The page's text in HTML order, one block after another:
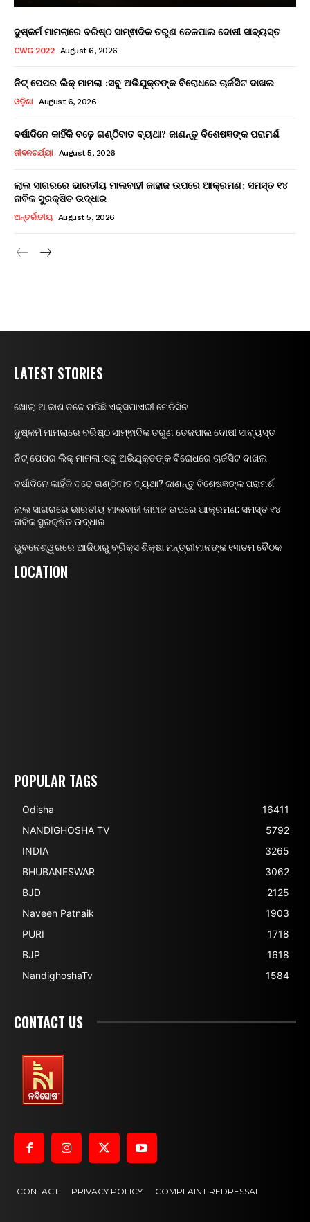
ଦୁଷ୍କର୍ମ ମାମଲାରେ ବରିଷ୍ଠ ସାମ୍ଵାଦିକ ତରୁଣ ତେଜପାଲ ଦୋଷୀ ସାବ୍ୟସ୍ତ
CWG 2022 August 6, 2026
ନିଟ୍ ପେପର ଲିକ୍ ମାମଲା :ସବୁ ଅଭିଯୁକ୍ତଙ୍କ ବିରୋଧରେ ଚାର୍ଜସିଟ ଦାଖଲ
ଓଡ଼ିଶା August 6, 2026
ବର୍ଷାଦିନେ କାହିଁକି ବଢ଼େ ଗଣ୍ଠିବାତ ବ୍ୟଥା? ଜାଣନ୍ତୁ ବିଶେଷଜ୍ଞଙ୍କ ପରାମର୍ଶ
ଜୀବନଚର୍ଯ୍ୟା August 5, 2026
ଲାଲ ସାଗରରେ ଭାରତୀୟ ମାଲବାହୀ ଜାହାଜ ଉପରେ ଆକ୍ରମଣ; ସମସ୍ତ ୧୪
ନାବିକ ସୁରକ୍ଷିତ ଉଦ୍ଧାର
ଅନ୍ତର୍ଜାତୀୟ August 5, 2026
LATEST STORIES
ଖୋଲା ଆକାଶ ତଳେ ପଡିଛି ଏକ୍ସପାଏରୀ ମେଡିସିନ
ଦୁଷ୍କର୍ମ ମାମଲାରେ ବରିଷ୍ଠ ସାମ୍ଵାଦିକ ତରୁଣ ତେଜପାଲ ଦୋଷୀ ସାବ୍ୟସ୍ତ
ନିଟ୍ ପେପର ଲିକ୍ ମାମଲା :ସବୁ ଅଭିଯୁକ୍ତଙ୍କ ବିରୋଧରେ ଚାର୍ଜସିଟ ଦାଖଲ
ବର୍ଷାଦିନେ କାହିଁକି ବଢ଼େ ଗଣ୍ଠିବାତ ବ୍ୟଥା? ଜାଣନ୍ତୁ ବିଶେଷଜ୍ଞଙ୍କ ପରାମର୍ଶ
ଲାଲ ସାଗରରେ ଭାରତୀୟ ମାଲବାହୀ ଜାହାଜ ଉପରେ ଆକ୍ରମଣ; ସମସ୍ତ ୧୪
ନାବିକ ସୁରକ୍ଷିତ ଉଦ୍ଧାର
ଭୁବନେଶ୍ୱରରେ ଆଜିଠାରୁ ବ୍ରିକ୍ସ ଶିକ୍ଷା ମନ୍ତ୍ରୀମାନଙ୍କ ୧୩ତମ ବୈଠକ
LOCATION
POPULAR TAGS
Odisha
16411
NANDIGHOSHA TV
5792
INDIA
3265
BHUBANESWAR
3062
BJD
2125
Naveen Patnaik
1903
PURI
1718
BJP
1618
NandighoshaTv
1584
CONTACT US
CONTACT PRIVACY POLICY COMPLAINT REDRESSAL